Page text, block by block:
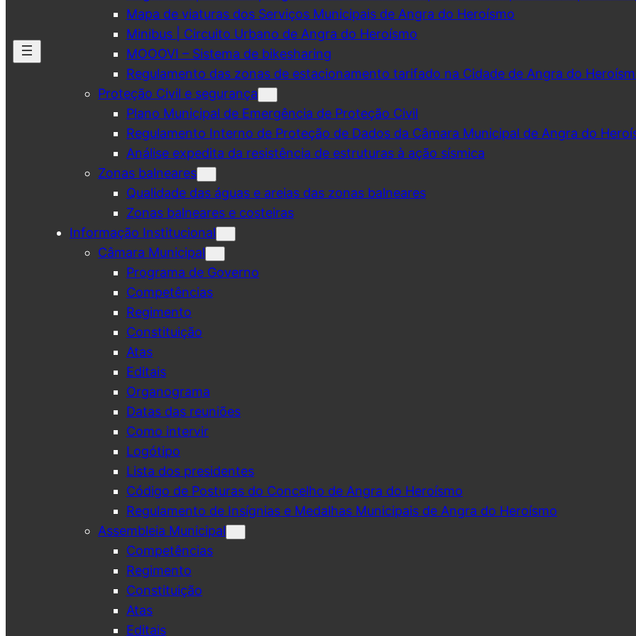
Mapa de viaturas dos Serviços Municipais de Angra do Heroísmo
Minibus | Circuito Urbano de Angra do Heroísmo
MOOOVI – Sistema de bikesharing
Regulamento das zonas de estacionamento tarifado na Cidade de Angra do
Proteção Civil e segurança
Plano Municipal de Emergência de Proteção Civil
Regulamento Interno de Proteção de Dados da Câmara Municipal de Angra do
Análise expedita da resistência de estruturas à ação sísmica
Zonas balneares
Qualidade das águas e areias das zonas balneares
Zonas balneares e costeiras
Informação Institucional
Câmara Municipal
Programa de Governo
Competências
Regimento
Constituição
Atas
Editais
Organograma
Datas das reuniões
Como intervir
Logótipo
Lista dos presidentes
Código de Posturas do Concelho de Angra do Heroísmo
Regulamento de Insígnias e Medalhas Municipais de Angra do Heroísmo
Assembleia Municipal
Competências
Regimento
Constituição
Atas
Editais